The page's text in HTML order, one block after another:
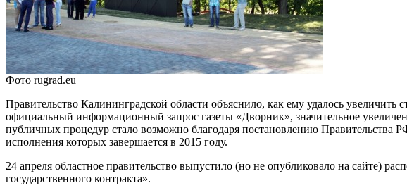
Фото rugrad.eu
Правительство Калининградской области объяснило, как ему удалось увеличить
официальный информационный запрос газеты «Дворник», значительное
публичных процедур стало возможно благодаря постановлению Правительства
исполнения которых завершается в 2015 году.
24 апреля областное правительство выпустило (но не опубликовало на сайте)
государственного контракта».